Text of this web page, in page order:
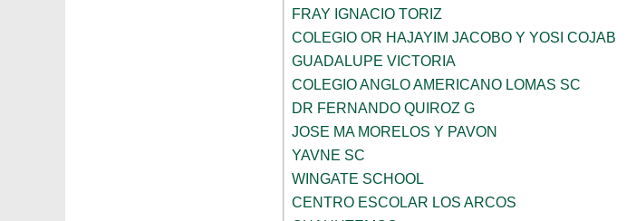
FRAY IGNACIO TORIZ
COLEGIO OR HAJAYIM JACOBO Y YOSI COJAB
GUADALUPE VICTORIA
COLEGIO ANGLO AMERICANO LOMAS SC
DR FERNANDO QUIROZ G
JOSE MA MORELOS Y PAVON
YAVNE SC
WINGATE SCHOOL
CENTRO ESCOLAR LOS ARCOS